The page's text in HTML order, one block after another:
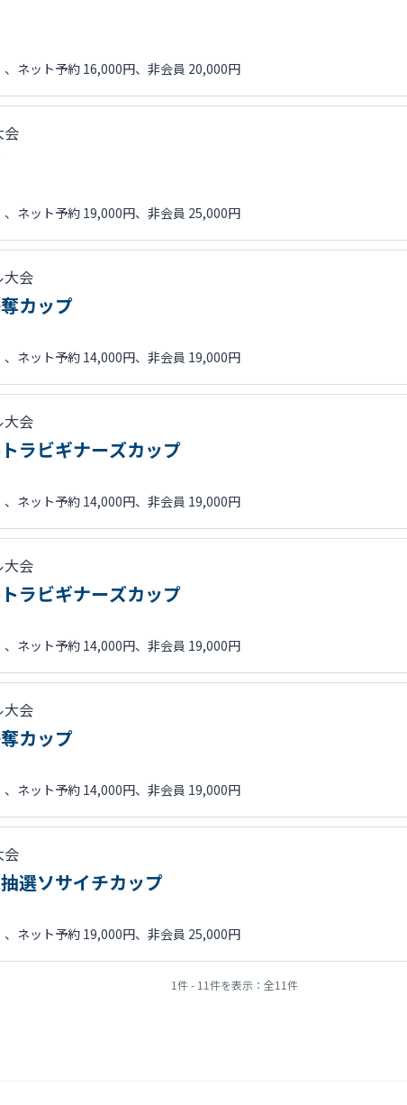
、ネット予約 16,000円、非会員 20,000円
会
、ネット予約 19,000円、非会員 25,000円
大会
カップ
、ネット予約 14,000円、非会員 19,000円
大会
ラビギナーズカップ
、ネット予約 14,000円、非会員 19,000円
大会
ラビギナーズカップ
、ネット予約 14,000円、非会員 19,000円
大会
カップ
、ネット予約 14,000円、非会員 19,000円
会
選ソサイチカップ
、ネット予約 19,000円、非会員 25,000円
1件 - 11件を表示：全11件